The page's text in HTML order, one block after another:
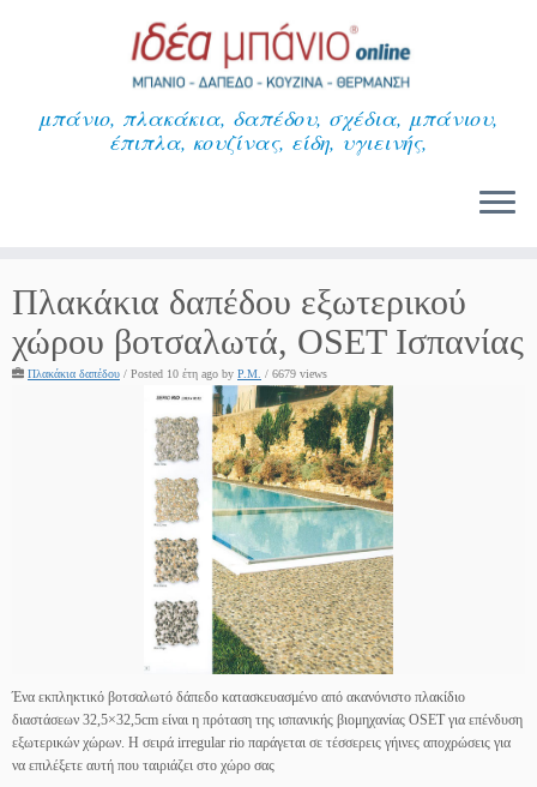
μπάνιο, πλακάκια, δαπέδου, σχέδια, μπάνιου,
έπιπλα, κουζίνας, είδη, υγιεινής,
Πλακάκια δαπέδου εξωτερικού
χώρου βοτσαλωτά, OSET Ισπανίας
Πλακάκια δαπέδου / Posted 10 έτη ago by P.M. / 6679 views
Ένα εκπληκτικό βοτσαλωτό δάπεδο κατασκευασμένο από ακανόνιστο πλακίδιο
διαστάσεων 32,5×32,5cm είναι η πρόταση της ισπανικής βιομηχανίας OSET για επένδυση
εξωτερικών χώρων. Η σειρά irregular rio παράγεται σε τέσσερεις γήινες αποχρώσεις για
να επιλέξετε αυτή που ταιριάζει στο χώρο σας